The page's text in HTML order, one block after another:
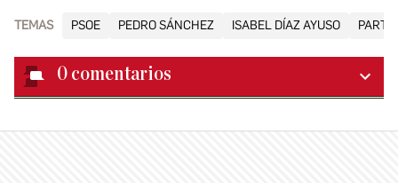
TEMAS PSOE PEDRO SÁNCHEZ ISABEL DÍAZ AYUSO
0 comentarios